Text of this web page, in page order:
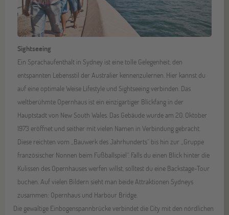
Sightseeing
Ein Sprachaufenthalt in Sydney ist eine tolle Gelegenheit, den
entspannten Lebensstil der Australier kennenzulernen. Hier kannst du
auf eine optimale Weise Lifestyle und Sightseeing verbinden. Das
weltberühmte Opernhaus ist ein einzigartiger Blickfang in der
Hauptstadt von New South Wales. Das Gebäude wurde am 20. Oktober
1973 eröffnet und seither mit vielen Namen in Verbindung gebracht.
Diese reichten vom „Bauwerk des Jahrhunderts“ bis hin zur „Gruppe
französischer Nonnen beim Fußballspiel“. Falls du einen Blick hinter die
Kulissen des Opernhauses werfen willst, solltest du eine Backstage-Tour
buchen. Auf vielen Bildern sieht man beide Attraktionen Sydneys
zusammen: Opernhaus und Harbour Bridge.
Die gewaltige Einbogenspannbrücke verbindet die City mit den nördlichen